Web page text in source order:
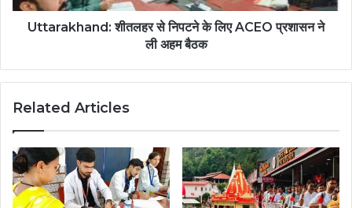
Uttarakhand: शीतलहर से निपटने के लिए ACEO प्रशासन ने
ली अहम बैठक
Related Articles